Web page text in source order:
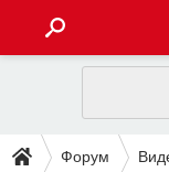
INSTAGRAM
ПОЛЕЗНЫЕ
Форум